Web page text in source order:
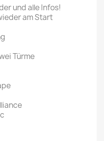
und alle Infos!
am Start
Türme